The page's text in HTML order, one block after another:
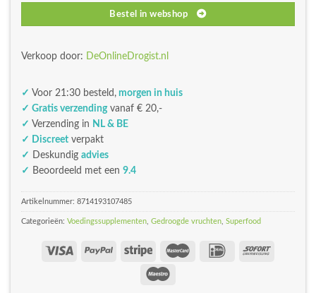
Bestel in webshop
Verkoop door: DeOnlineDrogist.nl
✓ Voor 21:30 besteld, morgen in huis
✓ Gratis verzendingvanaf € 20,-
✓ Verzending in NL & BE
✓ Discreet verpakt
✓
Deskundig advies
✓ Beoordeeld met een 9.4
Artikelnummer: 8714193107485
Categorieën: Voedingssupplementen Gedroogde vruchten Superfood